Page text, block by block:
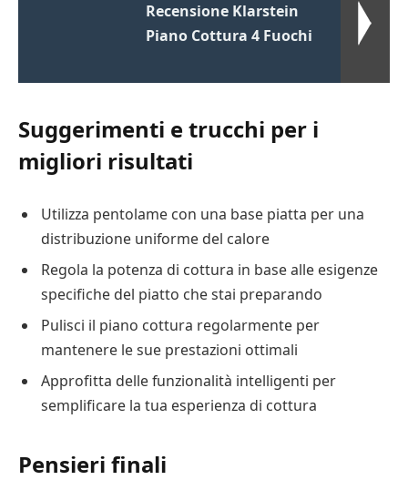
Recensione Klarstein
Piano Cottura 4 Fuochi
Suggerimenti e trucchi per i
migliori risultati
Utilizza pentolame con una base piatta per una
distribuzione uniforme del calore
Regola la potenza di cottura in base alle esigenze
specifiche del piatto che stai preparando
Pulisci il piano cottura regolarmente per
mantenere le sue prestazioni ottimali
Approfitta delle funzionalità intelligenti per
semplificare la tua esperienza di cottura
Pensieri finali